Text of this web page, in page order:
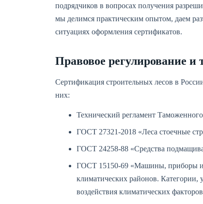
подрядчиков в вопросах получения
мы делимся практическим опытом, даем
ситуациях оформления сертификатов.
Правовое регулирование
Сертификация строительных лесов в
них:
Технический регламент
ГОСТ 27321-2018 «Леса стоечные
ГОСТ 24258-88 «Средства
ГОСТ 15150-69 «Машины, приборы и
климатических районов. Категории,
воздействия климатических